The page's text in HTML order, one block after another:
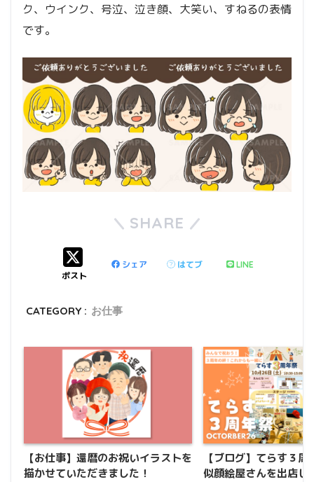
ク、ウインク、号泣、泣き顔、大笑い、すねるの表情
です。
SHARE
ポスト
シェア はてブ LINE
CATEGORY : お仕事
【お仕事】還暦のお祝いイラストを
描かせていただきました！
【ブログ】てらす３
似顔絵屋さんを出店し